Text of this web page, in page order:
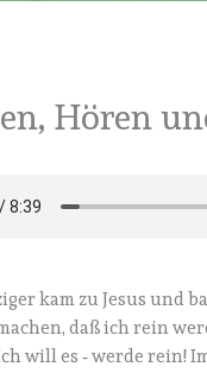
Hören
kam zu Jesus und
daß ich rein
will es ‑ werde rein!